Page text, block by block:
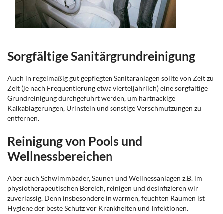
Sorgfältige Sanitärgrundreinigung
Auch in regelmäßig gut gepflegten Sanitäranlagen sollte von Zeit zu
Zeit (je nach Frequentierung etwa vierteljährlich) eine sorgfältige
Grundreinigung durchgeführt werden, um hartnäckige
Kalkablagerungen, Urinstein und sonstige Verschmutzungen zu
entfernen.
Reinigung von Pools und
Wellnessbereichen
Aber auch Schwimmbäder, Saunen und Wellnessanlagen z.B. im
physiotherapeutischen Bereich, reinigen und desinfizieren wir
zuverlässig. Denn insbesondere in warmen, feuchten Räumen ist
Hygiene der beste Schutz vor Krankheiten und Infektionen.